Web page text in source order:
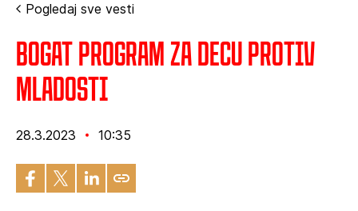
Pogledaj sve vesti
Bogat program za decu protiv
Mladosti
28.3.2023 10:35